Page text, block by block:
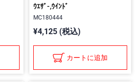
ｳｴｻﾞ-,ｳｲﾝﾄﾞ
MC180444
¥4,125 (税込)
カートに追加